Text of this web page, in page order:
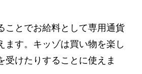
ことでお給料として専用通貨
ます。キッゾは買い物を楽し
受けたりすることに使えま